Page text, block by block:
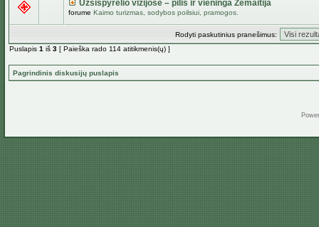
Užsispyrėlio vizijose – pilis ir vieninga Žemaitija
forume Kaimo turizmas, sodybos poilsiui, pramogos.
Rodyti paskutinius pranešimus:
Puslapis 1 iš 3 [ Paieška rado 114 atitikmenis(ų) ]
Pagrindinis diskusijų puslapis